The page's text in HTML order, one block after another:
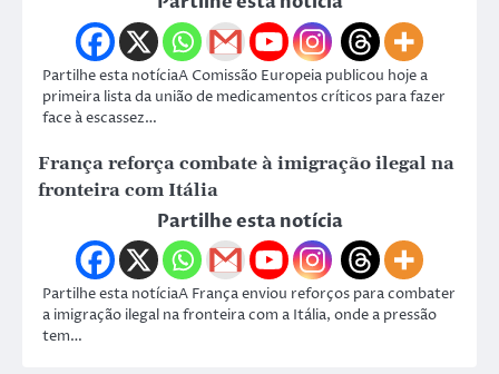
Partilhe esta notíciaA Comissão Europeia publicou hoje a
primeira lista da união de medicamentos críticos para fazer
face à escassez…
França reforça combate à imigração ilegal na
fronteira com Itália
Partilhe esta notícia
Partilhe esta notíciaA França enviou reforços para combater
a imigração ilegal na fronteira com a Itália, onde a pressão
tem…